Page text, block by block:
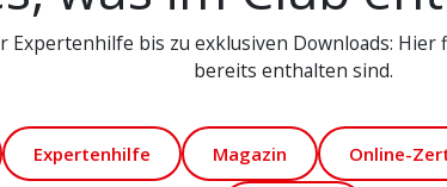
bis zu exklusiven Downloads:
bereits enthalten sind.
Expertenhilfe Magazin Online-